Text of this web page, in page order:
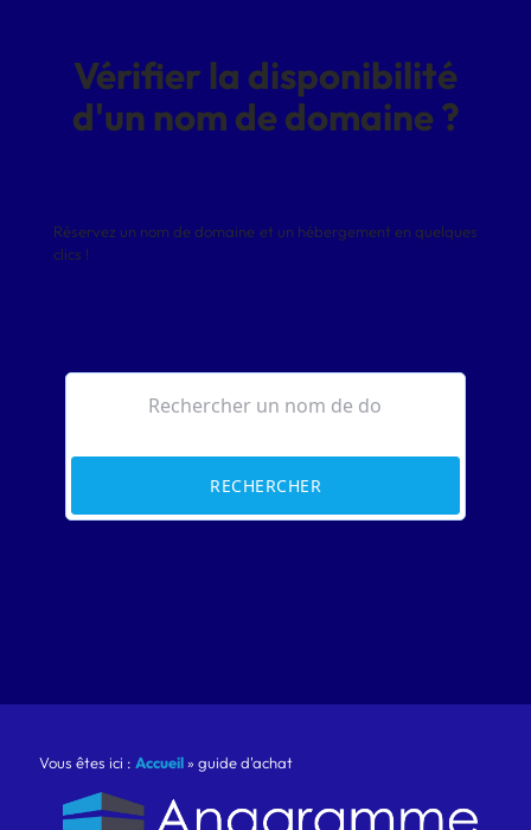
Vérifier la disponibilité
d'un nom de domaine ?
Réservez un nom de domaine et un hébergement en quelques
clics !
RECHERCHER
Vous êtes ici : Accueil» guide d'achat